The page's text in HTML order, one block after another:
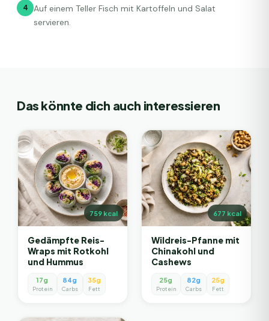
4
Auf einem Teller Fisch mit Kartoffeln und Salat
servieren.
Das könnte dich auch interessieren
759kcal
Gedämpfte Reis-
Wraps mit Rotkohl
und Hummus
17g
Protein
84g
Carbs
35g
Fett
677 kcal
Wildreis-Pfanne mit
Chinakohl und
Cashews
25g
Protein
82g
Carbs
25g
Fett